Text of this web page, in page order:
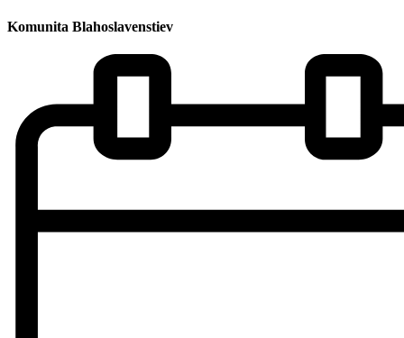
Komunita Blahoslavenstiev